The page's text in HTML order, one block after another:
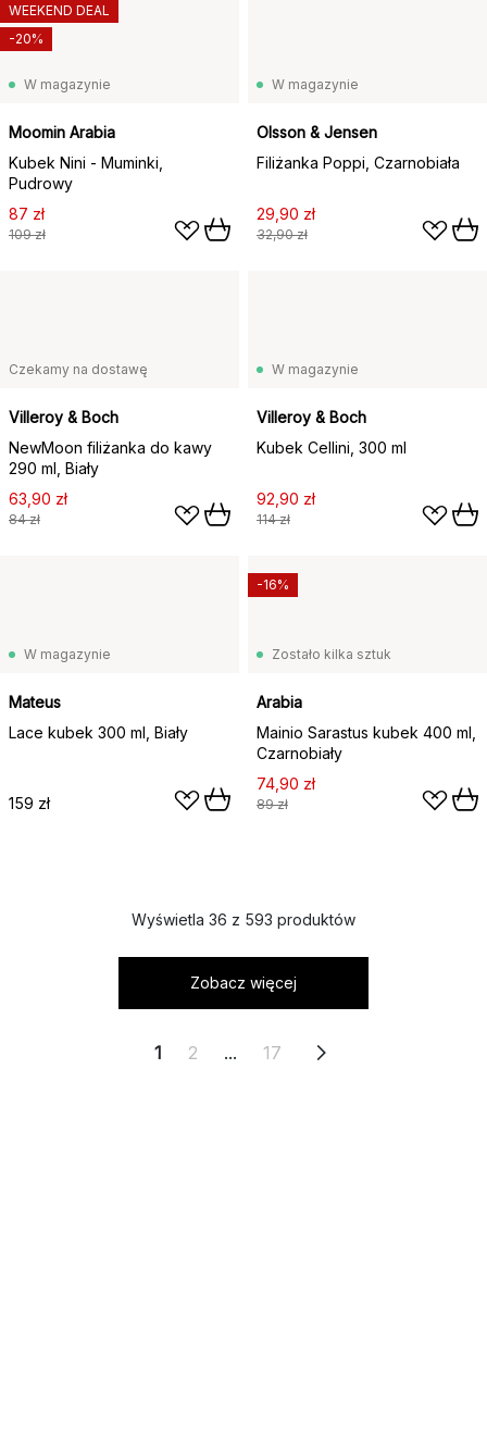
W magazynie
Moomin Arabia
Kubek Nini - Muminki,
Pudrowy
87 zł
109 zł
WEEKEND DEAL
-20%
W magazynie
Olsson & Jensen
Filiżanka Poppi, Czarnobiała
29,90 zł
32,90 zł
Czekamy na dostawę
Villeroy & Boch
NewMoon filiżanka do kawy
290 ml, Biały
63,90 zł
84 zł
W magazynie
Villeroy & Boch
Kubek Cellini, 300 ml
92,90 zł
114 zł
W magazynie
Mateus
Lace kubek 300 ml, Biały
159 zł
Zostało kilka sztuk
Arabia
Mainio Sarastus kubek 400 ml,
Czarnobiały
74,90 zł
89 zł
-16%
Wyświetla 36 z 593 produktów
Zobacz więcej
1 2 ... 17